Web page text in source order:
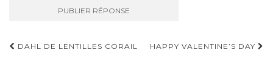
Navigation
DAHL DE LENTILLES CORAIL HAPPY VALENTINE’S DAY